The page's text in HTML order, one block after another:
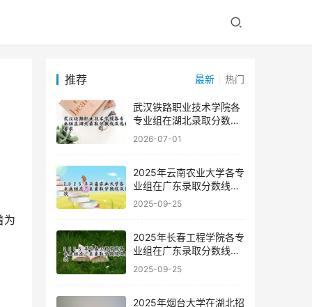
为
推荐 最新 热门
武汉铁路职业技术学院各
专业组在湖北录取分数线
及选科要求
2026-07-01
2025年云南农业大学各专
业组在广东录取分数线及
位次
2025-09-25
2025年长春工程学院各专
业组在广东录取分数线及
位次
2025-09-25
2025年烟台大学在湖北招